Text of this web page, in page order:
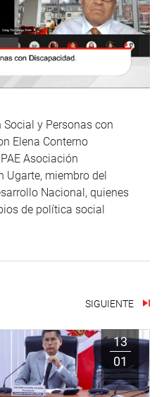
y Personas con
Elena Conterno
Asociación
Ugarte, miembro del
Nacional, quienes
de política social
SIGUIENTE
13
01